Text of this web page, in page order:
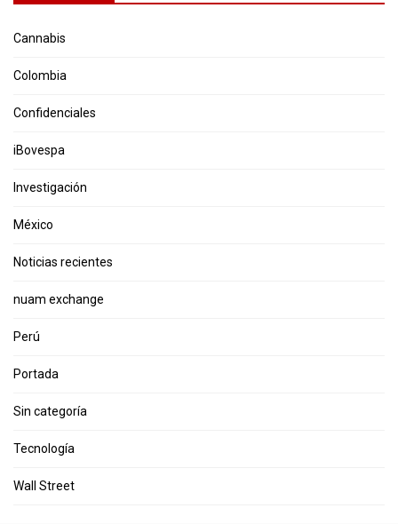
Cannabis
Colombia
Confidenciales
iBovespa
Investigación
México
Noticias recientes
nuam exchange
Perú
Portada
Sin categoría
Tecnología
Wall Street